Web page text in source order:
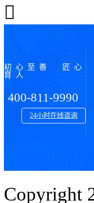
初心至善 匠心
育人
400-811-9990
24小时在线咨询
Copyright